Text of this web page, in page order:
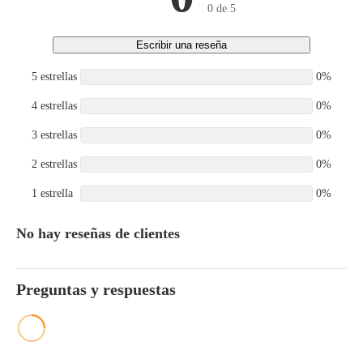
0 de 5
Escribir una reseña
5 estrellas 0%
4 estrellas 0%
3 estrellas 0%
2 estrellas 0%
1 estrella 0%
No hay reseñas de clientes
Preguntas y respuestas